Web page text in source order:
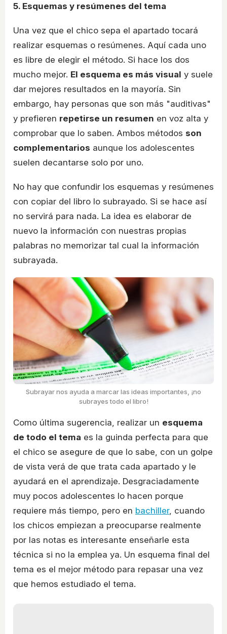
5. Esquemas y resúmenes del tema
Una vez que el chico sepa el apartado tocará
realizar esquemas o resúmenes. Aquí cada uno
es libre de elegir el método. Si hace los dos
mucho mejor. El esquema es más visual y suele
dar mejores resultados en la mayoría. Sin
embargo, hay personas que son más "auditivas"
y prefieren repetirse un resumen en voz alta y
comprobar que lo saben. Ambos métodos son
complementarios aunque los adolescentes
suelen decantarse solo por uno.
No hay que confundir los esquemas y resúmenes
con copiar del libro lo subrayado. Si se hace así
no servirá para nada. La idea es elaborar de
nuevo la información con nuestras propias
palabras no memorizar tal cual la información
subrayada.
Subrayar nos ayuda a marcar las ideas importantes, ¡no
subrayes todo el libro!
Como última sugerencia, realizar un esquema
de todo el tema es la guinda perfecta para que
el chico se asegure de que lo sabe, con un golpe
de vista verá de que trata cada apartado y le
ayudará en el aprendizaje. Desgraciadamente
muy pocos adolescentes lo hacen porque
requiere más tiempo, pero en bachiller, cuando
los chicos empiezan a preocuparse realmente
por las notas es interesante enseñarle esta
técnica si no la emplea ya. Un esquema final del
tema es el mejor método para repasar una vez
que hemos estudiado el tema.